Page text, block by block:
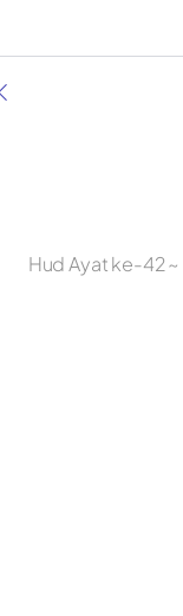
Hud Ayat ke-42